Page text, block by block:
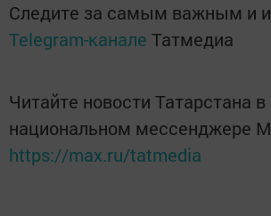
Следите за самым важным и
Telegram-канале Татмедиа
Читайте новости Татарстана в
национальном мессенджере
https://max.ru/tatmedia